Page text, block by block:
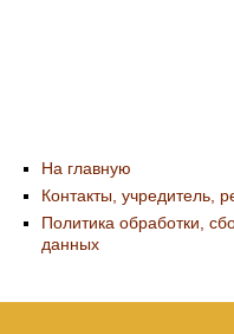
На главную
Контакты, учредитель,
Политика обработки,
данных